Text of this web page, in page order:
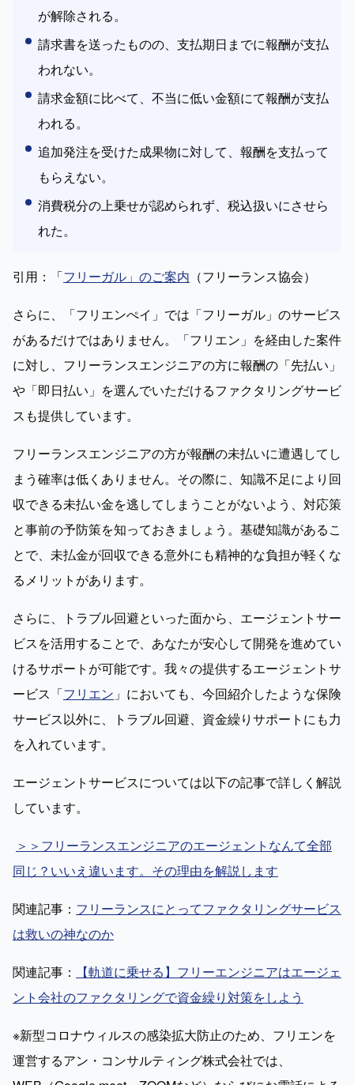
が解除される。
請求書を送ったものの、支払期日までに報酬が支払
われない。
請求金額に比べて、不当に低い金額にて報酬が支払
われる。
追加発注を受けた成果物に対して、報酬を支払って
もらえない。
消費税分の上乗せが認められず、税込扱いにさせら
れた。
引用：「フリーガル」のご案内 （フリーランス協会）
さらに、「フリエンぺイ」では「フリーガル」のサービス
があるだけではありません。「フリエン」を経由した案件
に対し、フリーランスエンジニアの方に報酬の「先払い」
や「即日払い」を選んでいただけるファクタリングサービ
スも提供しています。
フリーランスエンジニアの方が報酬の未払いに遭遇してし
まう確率は低くありません。その際に、知識不足により回
収できる未払い金を逃してしまうことがないよう、対応策
と事前の予防策を知っておきましょう。基礎知識があるこ
とで、未払金が回収できる意外にも精神的な負担が軽くな
るメリットがあります。
さらに、トラブル回避といった面から、エージェントサー
ビスを活用することで、あなたが安心して開発を進めてい
けるサポートが可能です。我々の提供するエージェントサ
ービス「フリエン 」においても、今回紹介したような保険
サービス以外に、トラブル回避、資金繰りサポートにも力
を入れています。
エージェントサービスについては以下の記事で詳しく解説
しています。
＞＞フリーランスエンジニアのエージェントなんて全部
同じ？いいえ違います。その理由を解説します
関連記事： フリーランスにとってファクタリングサービス
は救いの神なのか
関連記事：
【軌道に乗せる】フリーエンジニアはエージェ
ント会社のファクタリングで資金繰り対策をしよう
※新型コロナウィルスの感染拡大防止のため、フリエンを
運営するアン・コンサルティング株式会社では、